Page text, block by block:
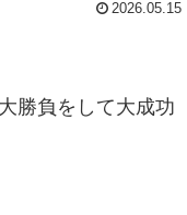
2026.05.15
勝負をして大成功